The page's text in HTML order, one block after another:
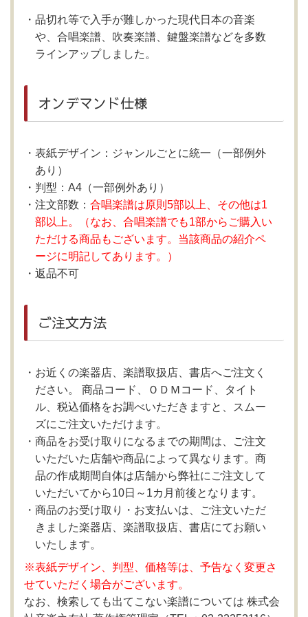
品切れ等で入手が難しかった現代日本の音楽
や、合唱楽譜、吹奏楽譜、鍵盤楽譜などを多数
ラインアップしました。
オンデマンド仕様
表紙デザイン：ジャンルごとに統一（一部例外
あり）
判型：A4（一部例外あり）
注文部数： 合唱楽譜は原則5部以上、その他は1
部以上。（なお、合唱楽譜でも1部からご購入い
ただける商品もございます。当該商品の紹介ペ
ージに明記してあります。）
返品不可
ご注文方法
お近くの楽器店、楽譜取扱店、書店へご注文く
ださい。 商品コード、ＯＤＭコード、タイト
ル、税込価格をお調べいただきますと、スムー
ズにご注文いただけます。
商品をお受け取りになるまでの期間は、ご注文
いただいた店舗や商品によって異なります。商
品の作成期間自体は店舗から弊社にご注文して
いただいてから10日～1カ月前後となります。
商品のお受け取り・お支払いは、ご注文いただ
きました楽器店、楽譜取扱店、書店にてお願い
いたします。
※表紙デザイン、判型、価格等は、予告なく変更さ
せていただく場合がございます。
なお、検索しても出てこない楽譜については 株式会